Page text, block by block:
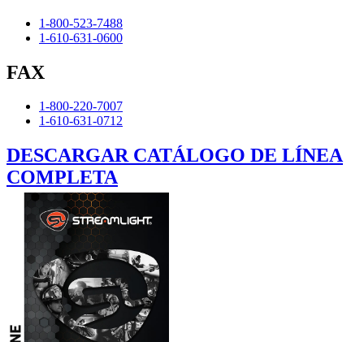
1-800-523-7488
1-610-631-0600
FAX
1-800-220-7007
1-610-631-0712
DESCARGAR CATÁLOGO DE LÍNEA
COMPLETA